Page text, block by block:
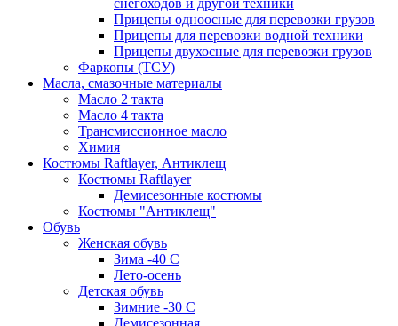
снегоходов и другой техники
Прицепы одноосные для перевозки грузов
Прицепы для перевозки водной техники
Прицепы двухосные для перевозки грузов
Фаркопы (ТСУ)
Масла, смазочные материалы
Масло 2 такта
Масло 4 такта
Трансмиссионное масло
Химия
Костюмы Raftlayer, Антиклещ
Костюмы Raftlayer
Демисезонные костюмы
Костюмы "Антиклещ"
Обувь
Женская обувь
Зима -40 С
Лето-осень
Детская обувь
Зимние -30 С